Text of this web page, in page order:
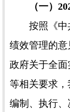
（一）
按照《中共
绩效管理的
政府关于全面
等相关要求
编制、执行